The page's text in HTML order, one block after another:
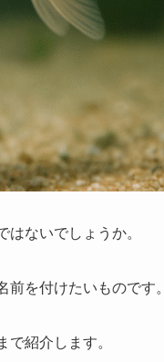
ないでしょうか。
を付けたいものです。
紹介します。